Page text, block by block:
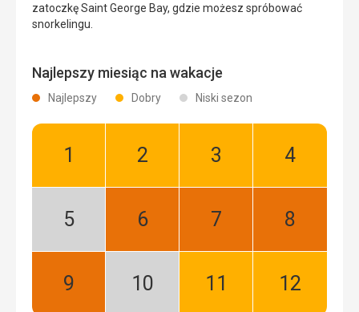
zatoczkę Saint George Bay, gdzie możesz spróbować
snorkelingu.
Najlepszy miesiąc na wakacje
Najlepszy Dobry Niski sezon
Styczeń:
Luty:
Marzec:
Kwiecień:
Maj:
Czerwiec:
Lipiec:
Sierpień:
Wrzesień:
Październik:
Listopad:
Grudzień: